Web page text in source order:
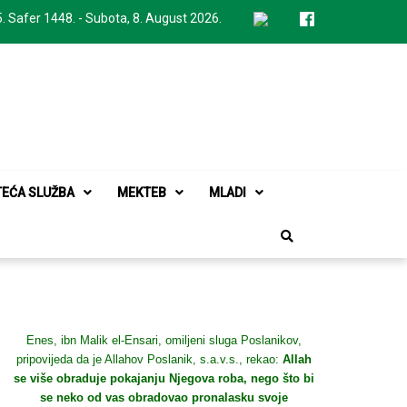
Safer 1448. - Subota, 8. August 2026.
SLUŽBA MEKTEB MLADI
Enes, ibn Malik el-Ensari, omiljeni sluga Poslanikov,
pripovijeda da je Allahov Poslanik, s.a.v.s., rekao: Allah
se više obraduje pokajanju Njegova roba, nego što bi
se neko od vas obradovao pronalasku svoje